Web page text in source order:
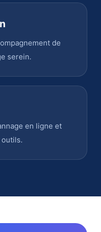
de
serein.
en ligne et